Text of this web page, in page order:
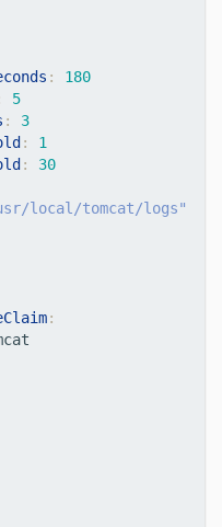
:
180
5
:
3
:
1
:
30
local/tomcat/logs"
: